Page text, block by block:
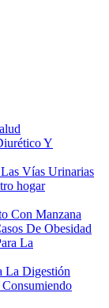
Y
Vías Urinarias
hogar
Con Manzana
De Obesidad
La
La Digestión